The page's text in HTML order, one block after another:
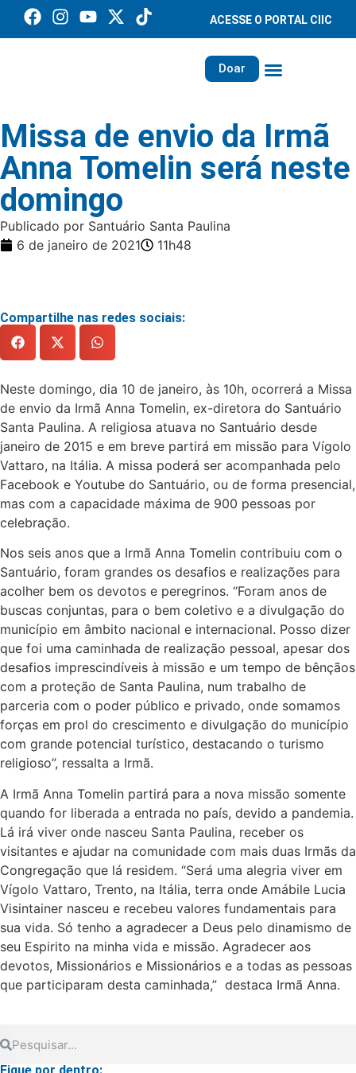
ACESSE O PORTAL CIIC
Doar
Missa de envio da Irmã
Anna Tomelin será neste
domingo
Publicado por Santuário Santa Paulina
6 de janeiro de 2021
11h48
Compartilhe nas redes sociais:
Neste domingo, dia 10 de janeiro, às 10h, ocorrerá a Missa
de envio da Irmã Anna Tomelin, ex-diretora do Santuário
Santa Paulina. A religiosa atuava no Santuário desde
janeiro de 2015 e em breve partirá em missão para Vígolo
Vattaro, na Itália. A missa poderá ser acompanhada pelo
Facebook e Youtube do Santuário, ou de forma presencial,
mas com a capacidade máxima de 900 pessoas por
celebração.
Nos seis anos que a Irmã Anna Tomelin contribuiu com o
Santuário, foram grandes os desafios e realizações para
acolher bem os devotos e peregrinos. “Foram anos de
buscas conjuntas, para o bem coletivo e a divulgação do
município em âmbito nacional e internacional. Posso dizer
que foi uma caminhada de realização pessoal, apesar dos
desafios imprescindíveis à missão e um tempo de bênçãos
com a proteção de Santa Paulina, num trabalho de
parceria com o poder público e privado, onde somamos
forças em prol do crescimento e divulgação do município
com grande potencial turístico, destacando o turismo
religioso”, ressalta a Irmã.
A Irmã Anna Tomelin partirá para a nova missão somente
quando for liberada a entrada no país, devido a pandemia.
Lá irá viver onde nasceu Santa Paulina, receber os
visitantes e ajudar na comunidade com mais duas Irmãs da
Congregação que lá residem. “Será uma alegria viver em
Vígolo Vattaro, Trento, na Itália, terra onde Amábile Lucia
Visintainer nasceu e recebeu valores fundamentais para
sua vida. Só tenho a agradecer a Deus pelo dinamismo de
seu Espirito na minha vida e missão. Agradecer aos
devotos, Missionários e Missionários e a todas as pessoas
que participaram desta caminhada,” destaca Irmã Anna.